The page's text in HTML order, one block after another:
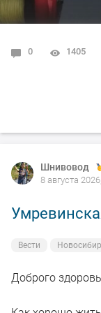
0 1405
0 1373
Шнивовод
8 августа
Вести
Доброго